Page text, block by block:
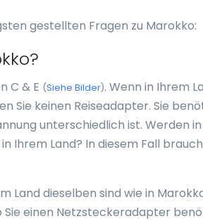
gestellten Fragen zu Marokko:
C & E (Siehe Bilder). Wenn in Ihrem
Sie keinen Reiseadapter. Sie
unterschiedlich ist. Werden in
Ihrem Land? In diesem Fall
Land dieselben sind wie in
Sie einen Netzsteckeradapter